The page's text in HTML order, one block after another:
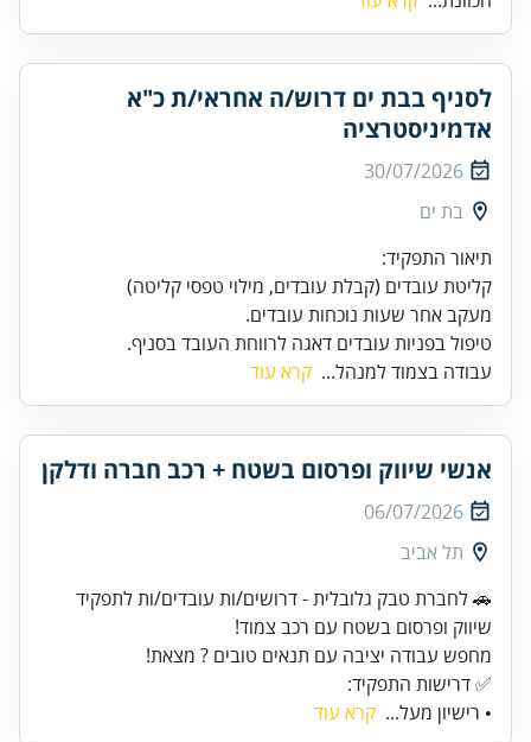
לסניף בבת ים דרוש/ה אחראי/ת כ"א
אדמיניסטרציה
30/07/2026
בת ים
טיפול בפניות עובדים דאגה לרווחת העובד בסניף.
עבודה בצמוד למנהל... קרא עוד
אנשי שיווק ופרסום בשטח + רכב חברה ודלקן
06/07/2026
תל אביב
🚗 לחברת טבק גלובלית - דרושים/ות עובדים/ות לתפקיד
✅ דרישות התפקיד:
• רישיון מעל... קרא עוד